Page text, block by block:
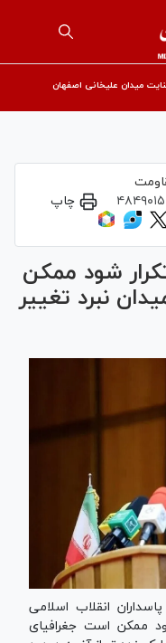
میدان علیخانی اصفهان
۴۸۴۹۰۱۵ چاپ
شود ممکن
نبرد تغییر
انقلاب اسلامی
ممکن است جغرافیای